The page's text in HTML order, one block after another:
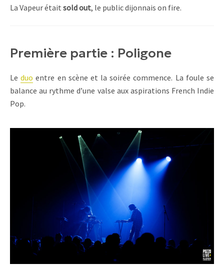
La Vapeur était sold out, le public dijonnais on fire.
Première partie : Poligone
Leduo entre en scène et la soirée commence. La foule se
balance au rythme d’une valse aux aspirations French Indie
Pop.